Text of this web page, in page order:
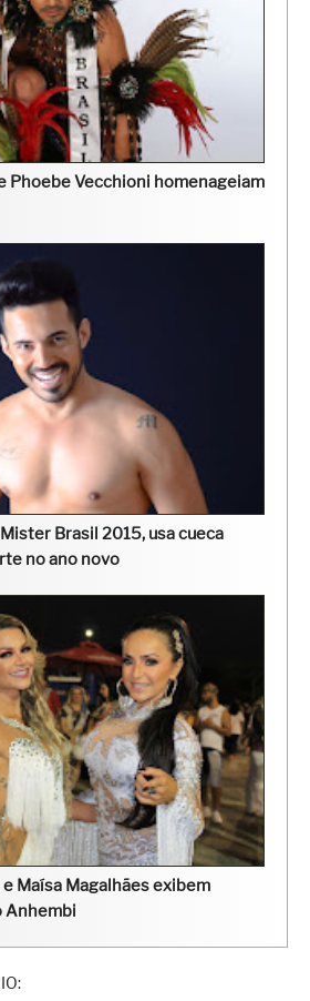
Phoebe Vecchioni homenageiam
Brasil 2015, usa cueca
no ano novo
Maísa Magalhães exibem
Anhembi